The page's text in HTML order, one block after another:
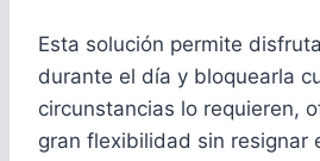
Esta solución permite
durante el día y bloquearla
circunstancias lo requieren,
gran flexibilidad sin resignar